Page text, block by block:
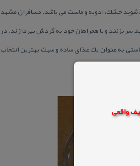
شوید خشك، ادویه و ماست می باشد. مسافران مشهد
سر بزنند و با همراهان خود به گردش بپردازند. در
به عنوان یك غذای ساده و سبك بهترین انتخاب